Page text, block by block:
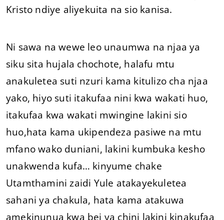
Kristo ndiye aliyekuita na sio kanisa.
Ni sawa na wewe leo unaumwa na njaa ya
siku sita hujala chochote, halafu mtu
anakuletea suti nzuri kama kitulizo cha njaa
yako, hiyo suti itakufaa nini kwa wakati huo,
itakufaa kwa wakati mwingine lakini sio
huo,hata kama ukipendeza pasiwe na mtu
mfano wako duniani, lakini kumbuka kesho
unakwenda kufa… kinyume chake
Utamthamini zaidi Yule atakayekuletea
sahani ya chakula, hata kama atakuwa
amekinunua kwa bei ya chini lakini kinakufaa